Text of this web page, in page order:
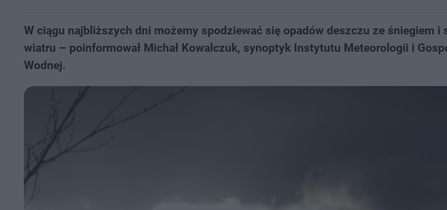
W ciągu najbliższych dni możemy spodziewać się opadów deszczu ze śniegiem i
wiatru – poinformował Michał Kowalczuk, synoptyk Instytutu Meteorologii i
Wodnej.